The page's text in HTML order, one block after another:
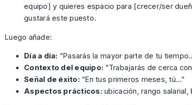
equipo] y quieres espacio para [crecer/ser
gustará este puesto.
Luego añade:
Día a día: “Pasarás la mayor parte de tu
Contexto del equipo: “Trabajarás de cerca
Señal de éxito: “En tus primeros meses, tú…”
Aspectos prácticos: ubicación, rango